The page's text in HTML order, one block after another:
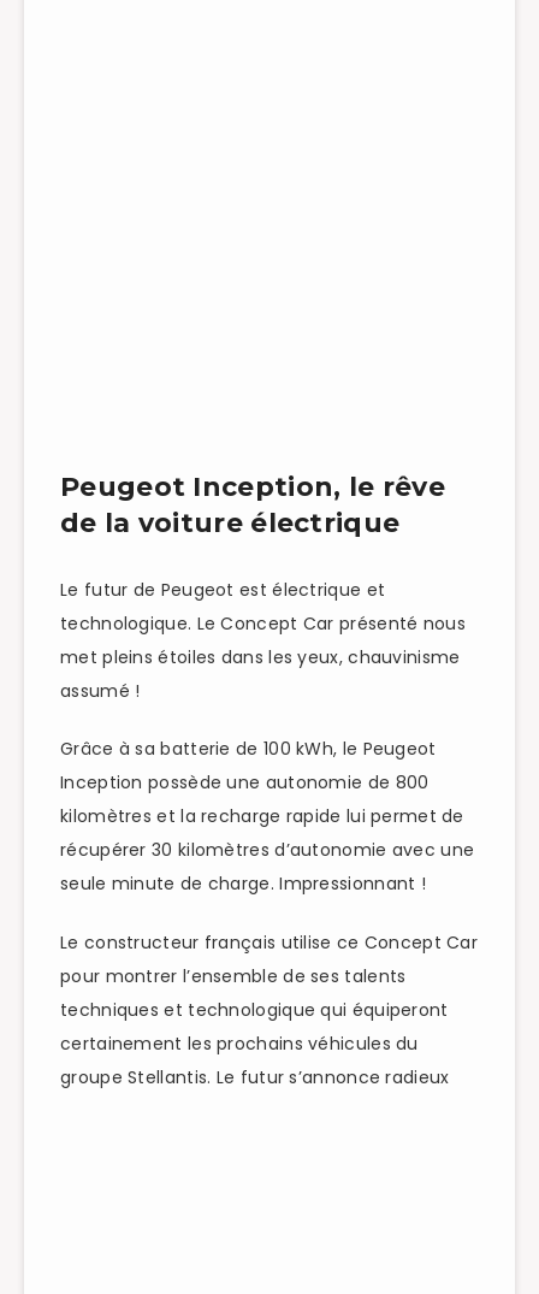
Peugeot Inception, le rêve
de la voiture électrique
Le futur de Peugeot est électrique et
technologique. Le Concept Car présenté nous
met pleins étoiles dans les yeux, chauvinisme
assumé !
Grâce à sa batterie de 100 kWh, le Peugeot
Inception possède une autonomie de 800
kilomètres et la recharge rapide lui permet de
récupérer 30 kilomètres d’autonomie avec une
seule minute de charge. Impressionnant !
Le constructeur français utilise ce Concept Car
pour montrer l’ensemble de ses talents
techniques et technologique qui équiperont
certainement les prochains véhicules du
groupe Stellantis. Le futur s’annonce radieux